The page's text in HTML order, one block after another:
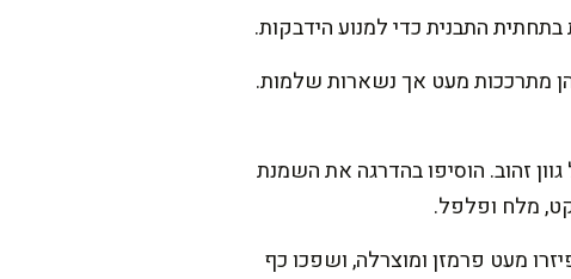
מלח. בשלו את פרוסות הבטטה במשך 5-7 דקות, עד שהן מתרככות מעט אך נשארות שלמות.
זהוב. הוסיפו בהדרגה את השמנת
מלח ופלפל.
מעט פרמזן ומוצרלה, ושפכו כף